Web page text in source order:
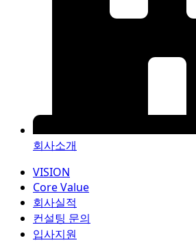
회사소개
VISION
Core Value
회사실적
컨설팅 문의
입사지원